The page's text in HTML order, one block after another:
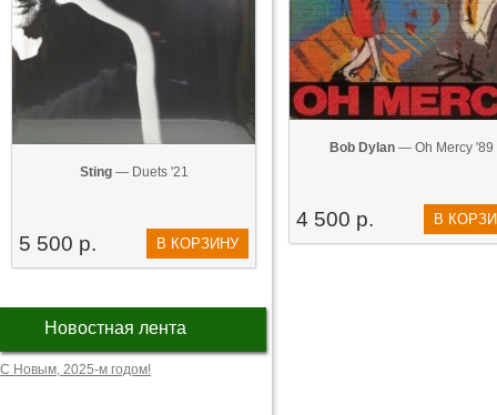
Sting— Duets '21
5 500 р. В КОРЗИНУ
Новостная лента
С Новым, 2025-м годом!
Bob Dylan— Oh Mercy '89
4 500 р. В